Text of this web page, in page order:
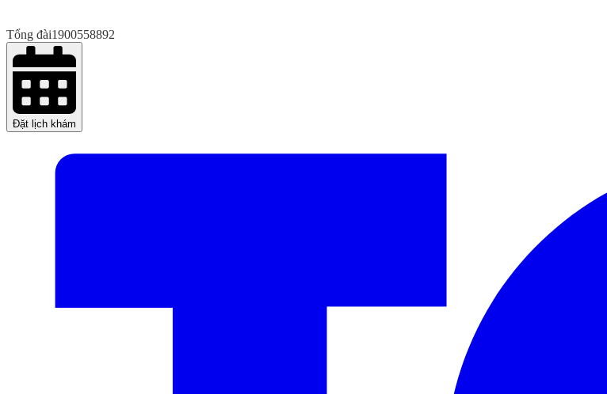
Tổng đài1900558892
Đặt lịch khám